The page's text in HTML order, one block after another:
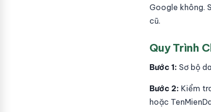
Google không.
cũ.
Quy Trình
Bước 1: Sơ bộ
Bước 2: Kiểm
hoặc